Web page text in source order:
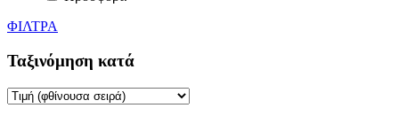
ΦΙΛΤΡΑ
Ταξινόμηση κατά